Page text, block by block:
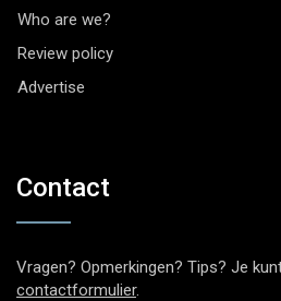
Who are we?
Review policy
Advertise
Contact
Vragen? Opmerkingen? Tips? Je
contactformulier.